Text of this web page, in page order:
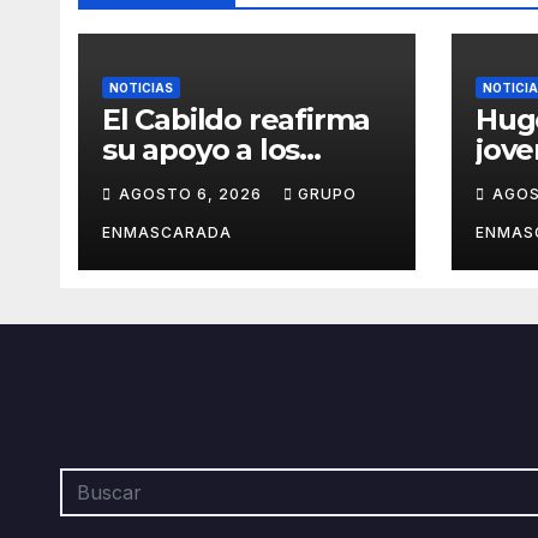
NOTICIAS
El Cabildo reafirma
su apoyo a los
artesanos y
diseñadores del
Carnaval de
Tenerife
AGOSTO 6, 2026 GRUPO
ENMASCARADA
por